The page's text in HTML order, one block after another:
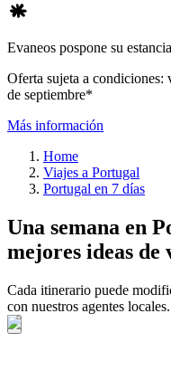
Evaneos pospone su
Oferta sujeta a condiciones:
de septiembre*
Más información
Home
Viajes a Portugal
Portugal en 7 días
Una semana en
mejores ideas de
Cada itinerario puede
con nuestros agentes locales.